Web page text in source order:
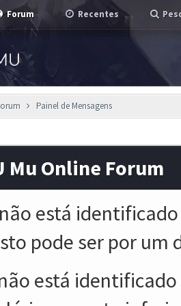
Forum Recentes
Painel de Mensagens
Mu Online Forum
está
pode ser por um
está